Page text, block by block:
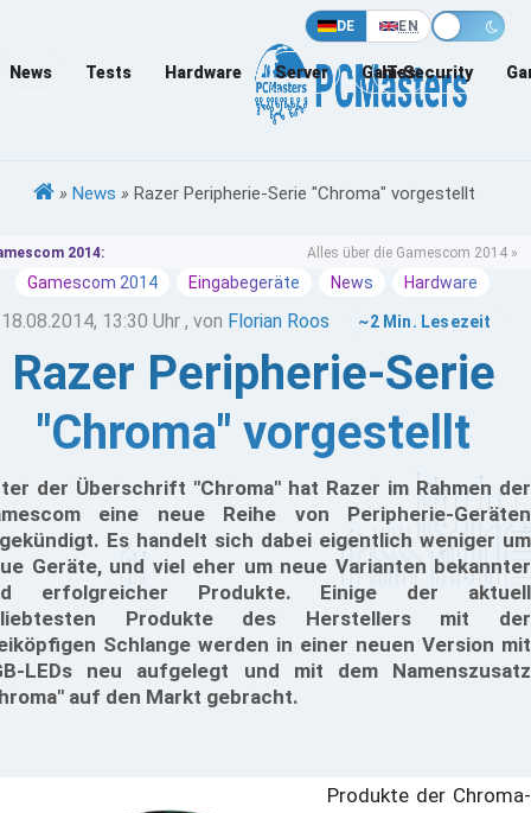
DE EN
News Tests Hardware Server Games
IT-Security
» News » Razer Peripherie-Serie "Chroma" vorgestellt
2014: Alles über die Gamescom 2014 »
Gamescom 2014 Eingabegeräte News Hardware
18.08.2014, 13:30 Uhr , von Florian Roos ~2 Min. Lesezeit
Razer Peripherie-Serie
"Chroma" vorgestellt
der Überschrift "Chroma" hat Razer im Rahmen der
eine neue Reihe von Peripherie-Geräten
Es handelt sich dabei eigentlich weniger um
Geräte, und viel eher um neue Varianten bekannter
erfolgreicher Produkte. Einige der aktuell
Produkte des Herstellers mit der
Schlange werden in einer neuen Version mit
LEDs neu aufgelegt und mit dem Namenszusatz
auf den Markt gebracht.
Produkte der Chroma-